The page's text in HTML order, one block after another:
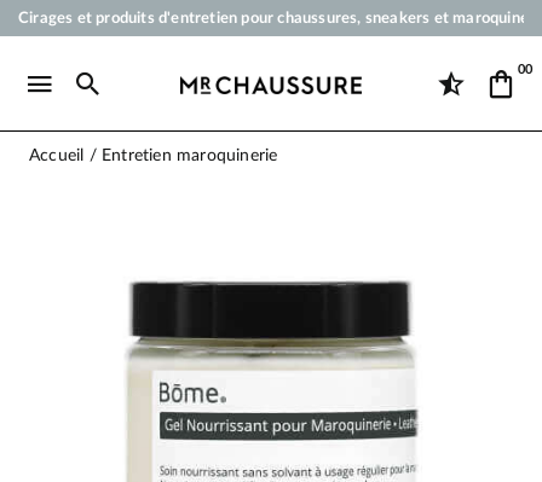
Cirages et produits d'entretien pour chaussures, sneakers et
Paiement en 3x 4x par carte bancaire dès 50 €
00
Accueil Entretien maroquinerie